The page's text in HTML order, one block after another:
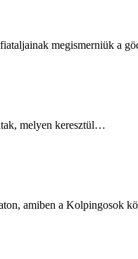
megismerniük a
melyen keresztül…
amiben a Kolpingosok